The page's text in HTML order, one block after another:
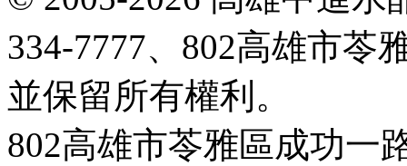
334-7777、802高雄市苓
並保留所有權利。
802高雄市苓雅區成功一